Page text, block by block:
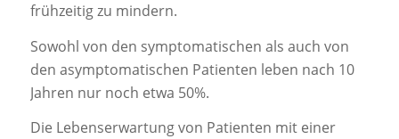
frühzeitig zu mindern.
Sowohl von den symptomatischen als auch von
den asymptomatischen Patienten leben nach 10
Jahren nur noch etwa 50%.
Die Lebenserwartung von Patienten mit einer